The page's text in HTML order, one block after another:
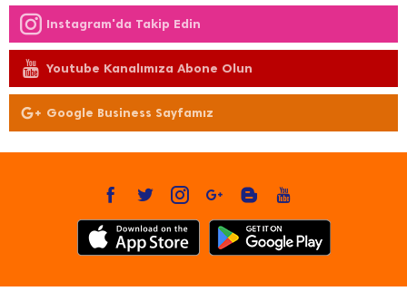
Instagram'da Takip Edin
Youtube Kanalımıza Abone Olun
Google Business Sayfamız